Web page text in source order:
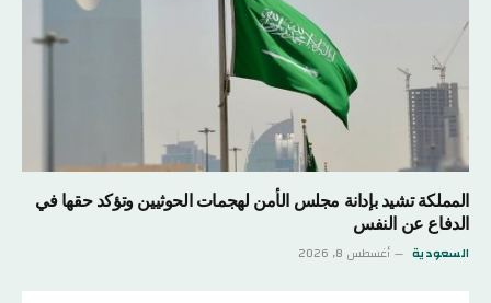
المملكة تشيد بإدانة مجلس الأمن لهجمات الحوثيين وتؤكد حقها في
الدفاع عن النفس
السعودية أغسطس 8, 2026